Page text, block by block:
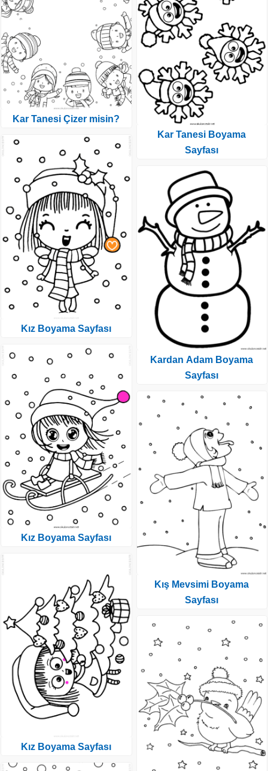
Kar Tanesi Çizer misin?
Kız Boyama Sayfası
Kız Boyama Sayfası
Kız Boyama Sayfası
Kar Tanesi Boyama
Sayfası
Kardan Adam Boyama
Sayfası
Kış Mevsimi Boyama
Sayfası